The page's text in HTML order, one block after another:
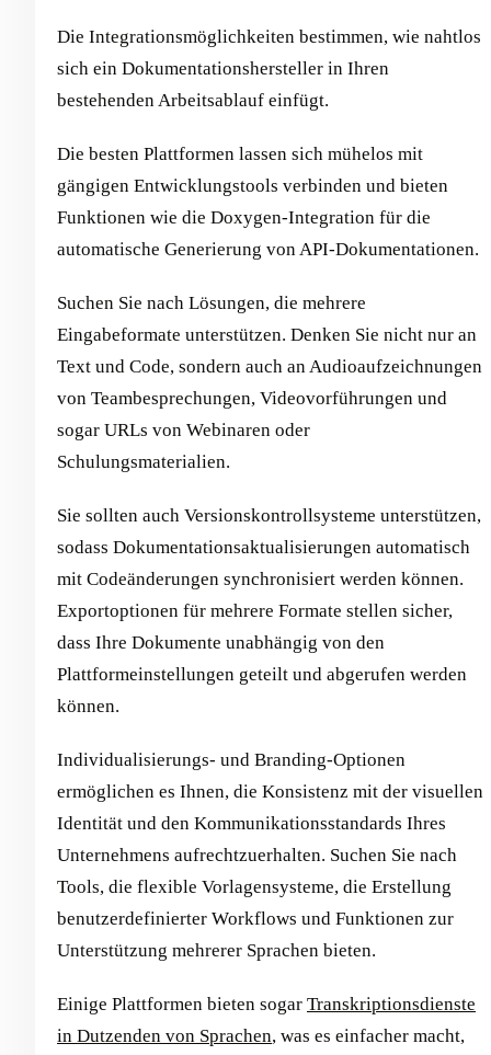
Die Integrationsmöglichkeiten bestimmen, wie nahtlos
sich ein Dokumentationshersteller in Ihren
bestehenden Arbeitsablauf einfügt.
Die besten Plattformen lassen sich mühelos mit
gängigen Entwicklungstools verbinden und bieten
Funktionen wie die Doxygen-Integration für die
automatische Generierung von API-Dokumentationen.
Suchen Sie nach Lösungen, die mehrere
Eingabeformate unterstützen. Denken Sie nicht nur an
Text und Code, sondern auch an Audioaufzeichnungen
von Teambesprechungen, Videovorführungen und
sogar URLs von Webinaren oder
Schulungsmaterialien.
Sie sollten auch Versionskontrollsysteme unterstützen,
sodass Dokumentationsaktualisierungen automatisch
mit Codeänderungen synchronisiert werden können.
Exportoptionen für mehrere Formate stellen sicher,
dass Ihre Dokumente unabhängig von den
Plattformeinstellungen geteilt und abgerufen werden
können.
Individualisierungs- und Branding-Optionen
ermöglichen es Ihnen, die Konsistenz mit der visuellen
Identität und den Kommunikationsstandards Ihres
Unternehmens aufrechtzuerhalten. Suchen Sie nach
Tools, die flexible Vorlagensysteme, die Erstellung
benutzerdefinierter Workflows und Funktionen zur
Unterstützung mehrerer Sprachen bieten.
Einige Plattformen bieten sogar Transkriptionsdienste
in Dutzenden von Sprachen, was es einfacher macht,